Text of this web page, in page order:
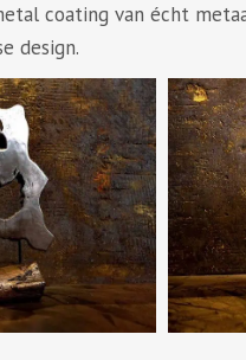
coating van écht
design.